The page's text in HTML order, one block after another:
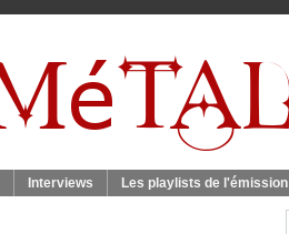
Interviews Les playlists de l'émission